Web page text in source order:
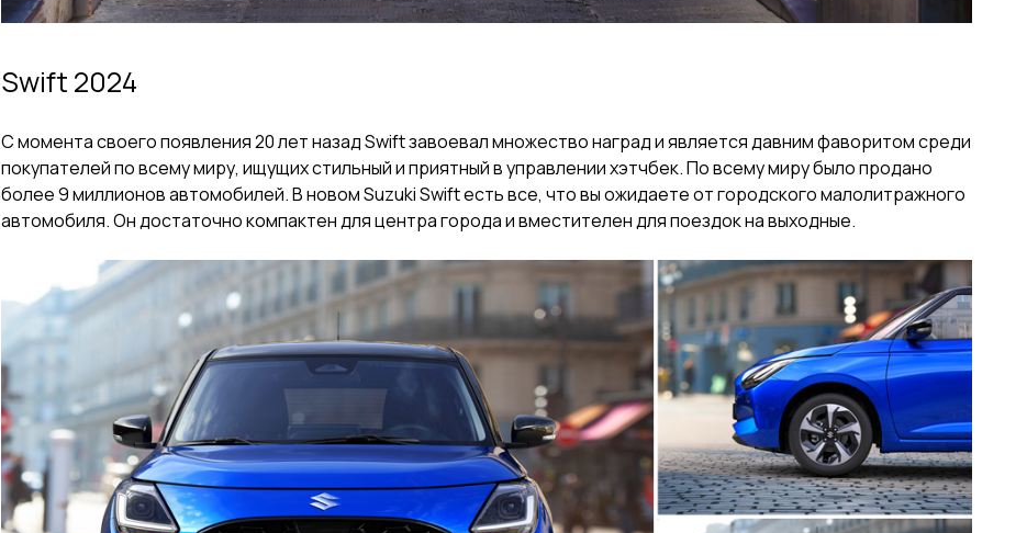
Swift 2024
С момента своего появления 20 лет назад Swift завоевал множество наград и является давним фаворитом среди
покупателей по всему миру, ищущих стильный и приятный в управлении хэтчбек. По всему миру было продано
более 9 миллионов автомобилей. В новом Suzuki Swift есть все, что вы ожидаете от городского малолитражного
автомобиля. Он достаточно компактен для центра города и вместителен для поездок на выходные.